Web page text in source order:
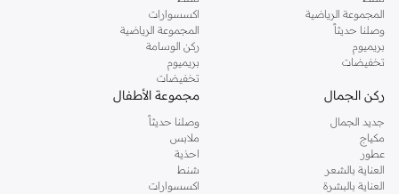
المجموعة الرياضية
وصلنا حديثاً
بريميوم
تخفيضات
اكسسوارات
المجموعة الرياضية
ركن الوسامة
بريميوم
تخفيضات
ركن الجمال
جديد الجمال
مكياج
عطور
العناية بالشعر
العناية بالبشرة
مجموعة الأطفال
وصلنا حديثاً
ملابس
احذية
شنط
اكسسوارات